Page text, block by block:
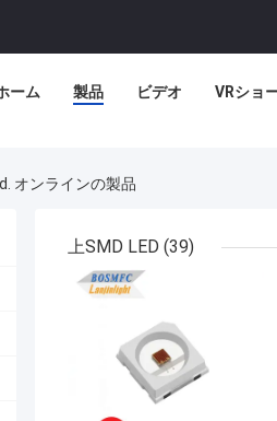
ーム 製品 ビデオ VRショ
オンラインの製品
上SMD LED (39)